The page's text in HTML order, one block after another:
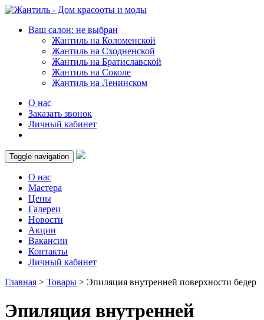
Ваш салон: не выбран
Жантиль на Коломенской
Жантиль на Сходненской
Жантиль на Братиславской
Жантиль на Соколе
Жантиль на Ленинском
О нас
Заказать звонок
Личный кабинет
Toggle navigation
О нас
Мастера
Цены
Галереи
Новости
Акции
Вакансии
Контакты
Личный кабинет
Главная > Товары > Эпиляция внутренней поверхности бедер
Эпиляция внутренней